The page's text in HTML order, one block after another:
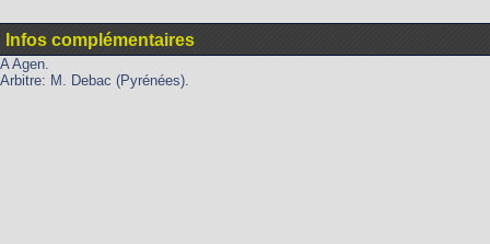
Infos complémentaires
A Agen.
Arbitre: M. Debac (Pyrénées).